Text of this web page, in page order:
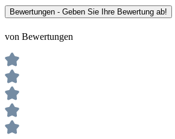
Bewertungen - Geben Sie Ihre Bewertung ab!
von Bewertungen